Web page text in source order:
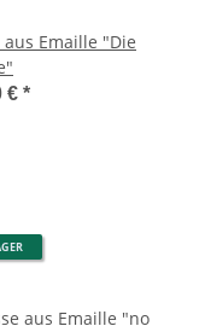
aus Emaille "Die
€ *